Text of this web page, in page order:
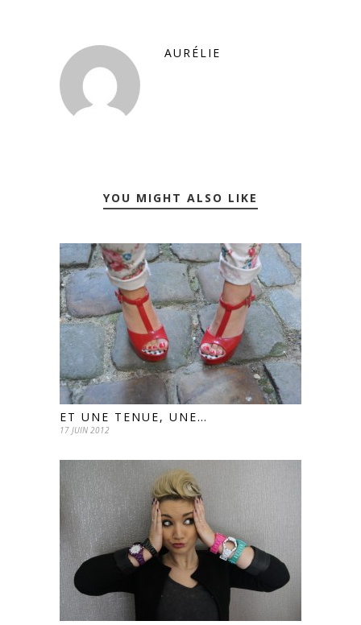
AURÉLIE
YOU MIGHT ALSO LIKE
ET UNE TENUE, UNE…
17 JUIN 2012